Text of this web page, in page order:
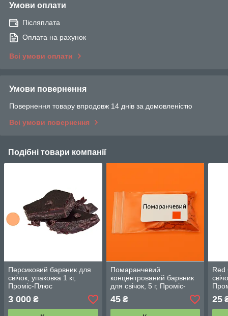
Умови оплати
Післяплата
Оплата на рахунок
Всі умови оплати
Умови повернення
Повернення товару впродовж 14 днів за домовленістю
Всі умови повернення
Подібні товари компанії
Персиковий барвник для
свічок, упаковка 1 кг,
Проміс-Плюс
3 000 ₴
Помаранчевий
концентрований барвник
для свічок, 5 г, Проміс-
Плюс
45₴
Red
25